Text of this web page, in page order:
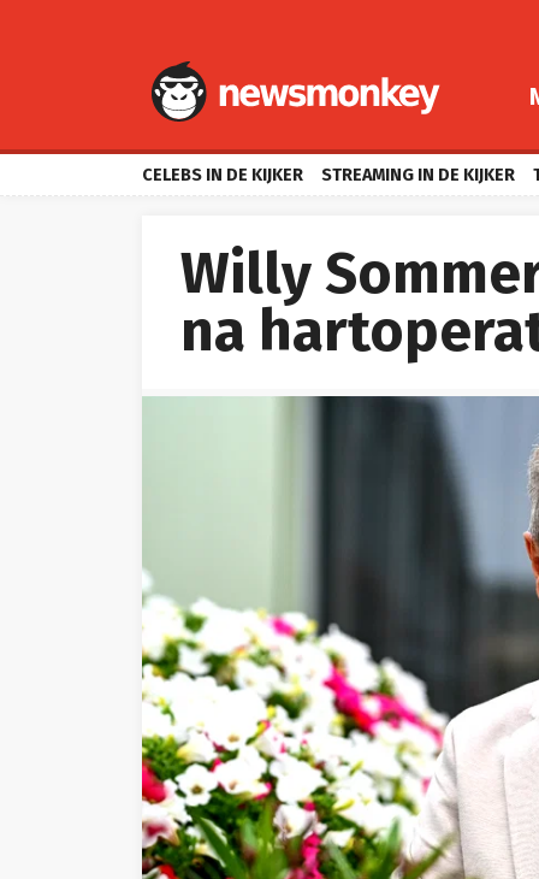
CELEBS IN DE KIJKER STREAMING IN DE KIJKER
Willy
na